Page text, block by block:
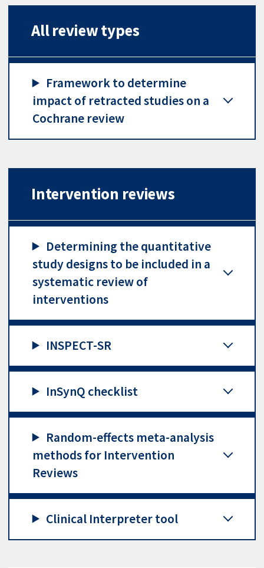
All review types
Framework to determine
impact of retracted studies on a
Cochrane review
Intervention reviews
Determining the quantitative
study designs to be included in a
systematic review of
interventions
INSPECT-SR
InSynQ checklist
Random-effects meta-analysis
methods for Intervention
Reviews
Clinical Interpreter tool